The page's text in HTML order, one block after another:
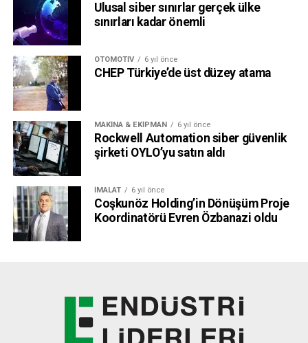
Ulusal siber sınırlar gerçek ülke
sınırları kadar önemli
OTOMOTIV 6 yıl önce
CHEP Türkiye’de üst düzey atama
MAKINA & EKIPMAN 6 yıl önce
Rockwell Automation siber güvenlik
şirketi OYLO’yu satın aldı
İMALAT 6 yıl önce
Coşkunöz Holding’in Dönüşüm Proje
Koordinatörü Evren Özbanazi oldu